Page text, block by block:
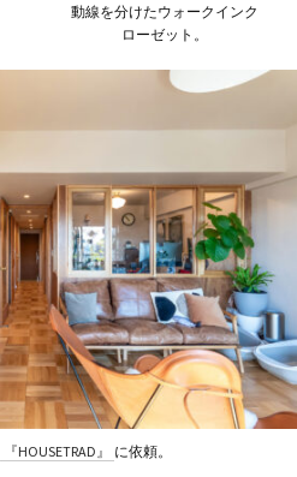
動線を分けたウォークインク
ローゼット。
『HOUSETRAD』 に依頼。